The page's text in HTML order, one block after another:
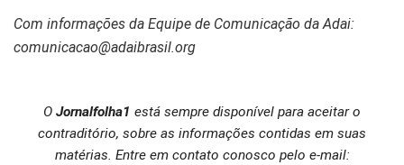
Com informações da Equipe de Comunicação da Adai:
comunicacao@adaibrasil.org
O Jornalfolha1 está sempre disponível para aceitar o
contraditório, sobre as informações contidas em suas
matérias. Entre em contato conosco pelo e-mail: